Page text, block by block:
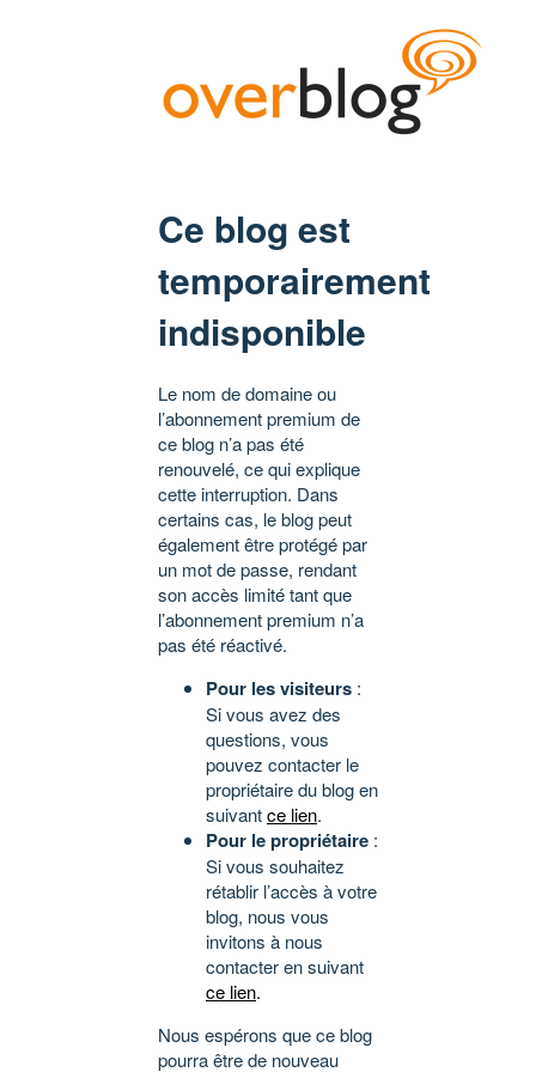
Ce blog est
temporairement
indisponible
Le nom de domaine ou
l’abonnement premium de
ce blog n’a pas été
renouvelé, ce qui explique
cette interruption. Dans
certains cas, le blog peut
également être protégé par
un mot de passe, rendant
son accès limité tant que
l’abonnement premium n’a
pas été réactivé.
Pour les visiteurs :
Si vous avez des
questions, vous
pouvez contacter le
propriétaire du blog en
suivantce lien.
Pour le propriétaire :
Si vous souhaitez
rétablir l’accès à votre
blog, nous vous
invitons à nous
contacter en suivant
ce lien.
Nous espérons que ce blog
pourra être de nouveau